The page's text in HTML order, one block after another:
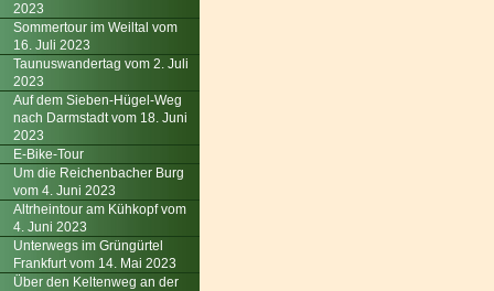
2023
Sommertour im Weiltal vom
16. Juli 2023
Taunuswandertag vom 2. Juli
2023
Auf dem Sieben-Hügel-Weg
nach Darmstadt vom 18. Juni
2023
E-Bike-Tour
Um die Reichenbacher Burg
vom 4. Juni 2023
Altrheintour am Kühkopf vom
4. Juni 2023
Unterwegs im Grüngürtel
Frankfurt vom 14. Mai 2023
Über den Keltenweg an der